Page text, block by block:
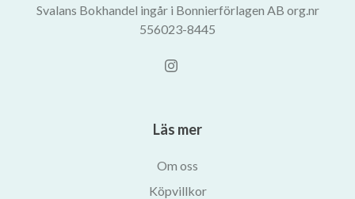
Svalans Bokhandel ingår i Bonnierförlagen AB org.nr
556023-8445
Läs mer
Om oss
Köpvillkor